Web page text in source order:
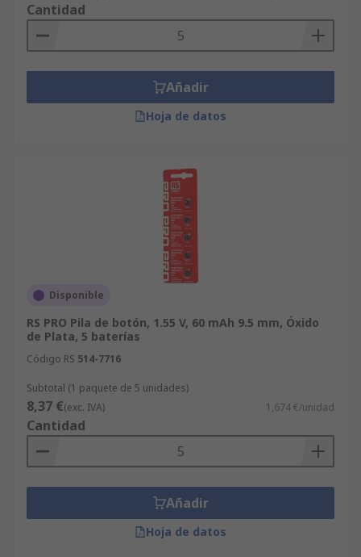
Cantidad
Añadir
Hoja de datos
Disponible
RS PRO Pila de botón, 1.55 V, 60 mAh 9.5 mm, Óxido
de Plata, 5 baterías
Código RS 514-7716
Subtotal (1 paquete de 5 unidades)
8,37 €(exc. IVA) 1,674 €/unidad
Cantidad
Añadir
Hoja de datos